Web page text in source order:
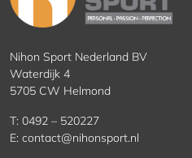
Nihon Sport Nederland BV
Waterdijk 4
5705 CW Helmond
T: 0492 – 520227
E: contact@nihonsport.nl